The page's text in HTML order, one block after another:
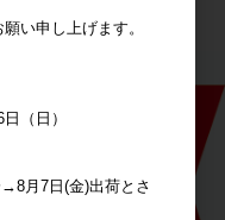
い申し上げます。
（日）
月7日(金)出荷とさ